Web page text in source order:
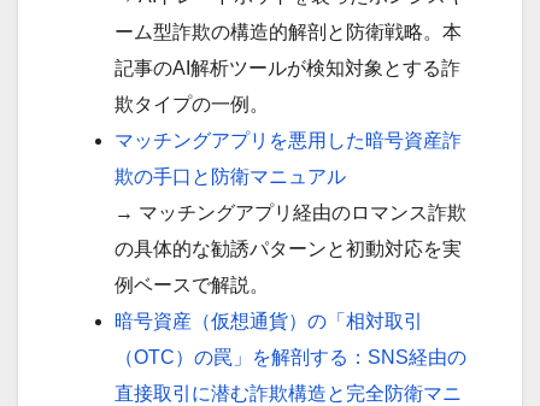
ーム型詐欺の構造的解剖と防衛戦略。本
記事のAI解析ツールが検知対象とする詐
欺タイプの一例。
マッチングアプリを悪用した暗号資産詐
欺の手口と防衛マニュアル
→ マッチングアプリ経由のロマンス詐欺
の具体的な勧誘パターンと初動対応を実
例ベースで解説。
暗号資産（仮想通貨）の「相対取引
（OTC）の罠」を解剖する：SNS経由の
直接取引に潜む詐欺構造と完全防衛マニ